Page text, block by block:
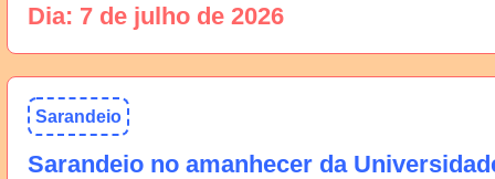
Dia: 7 de julho de 2026
Sarandeio
Sarandeio no amanhecer da